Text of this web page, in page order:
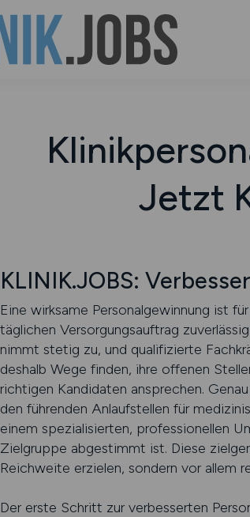
Jetzt
KLINIK.JOBS:
Eine wirksame Personalgewinnung ist
täglichen Versorgungsauftrag
nimmt stetig zu, und qualifizierte
deshalb Wege finden, ihre offenen
richtigen Kandidaten ansprechen.
den führenden Anlaufstellen für
einem spezialisierten, professionellen
Zielgruppe abgestimmt ist. Diese
Reichweite erzielen, sondern vor allem
Der erste Schritt zur verbesserten